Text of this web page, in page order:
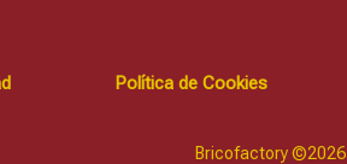
Política de Cookies
Bricofactory ©2026